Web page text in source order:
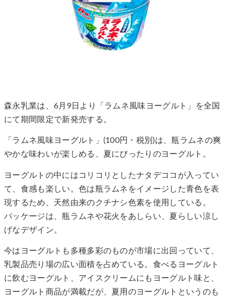
森永乳業は、6月9日より「ラムネ風味ヨーグルト」を全国
にて期間限定で新発売する。
「ラムネ風味ヨーグルト」(100円・税別)は、瓶ラムネの爽
やかな味わいが楽しめる、夏にぴったりのヨーグルト。
ヨーグルトの中にはコリコリとしたナタデココが入ってい
て、食感も楽しい。色は瓶ラムネをイメージした青色を表
現するため、天然由来のクチナシ色素を使用している。
パッケージは、瓶ラムネや花火をあしらい、夏らしい涼し
げなデザイン。
今はヨーグルトも多種多彩のものが市場に出回っていて、
乳製品売り場の広い面積を占めている。食べるヨーグルト
に飲むヨーグルト、アイスクリームにもヨーグルト味と、
ヨーグルト商品が満載だが、夏用のヨーグルトというのも